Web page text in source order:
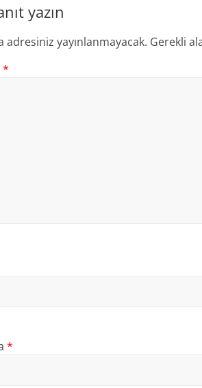
yazın
adresiniz yayınlanmayacak. Gerekli
*
*